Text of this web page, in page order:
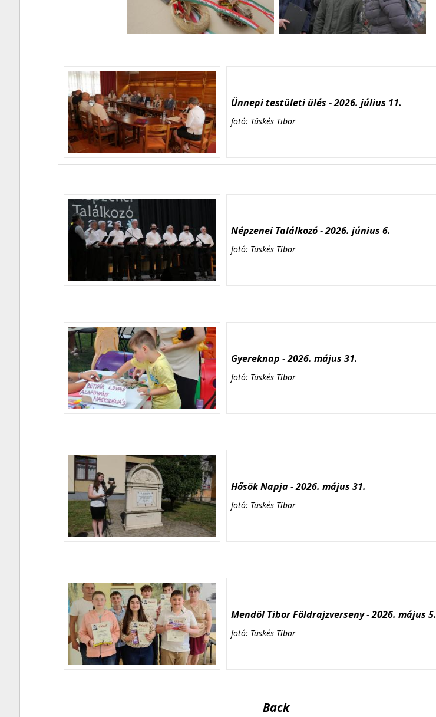
Ünnepi testületi ülés - 2026. július 11.
fotó: Tüskés Tibor
Népzenei Találkozó - 2026. június 6.
fotó: Tüskés Tibor
Gyereknap - 2026. május 31.
fotó: Tüskés Tibor
Hősök Napja - 2026. május 31.
fotó: Tüskés Tibor
Mendöl Tibor Földrajzverseny - 2026. május 5.
fotó: Tüskés Tibor
Back